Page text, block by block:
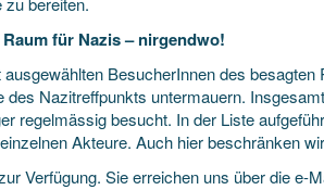
für Nazis – nirgendwo!
BesucherInnen des
des Nazitreffpunkts untermauern.
regelmässig besucht. In der Liste
Akteure. Auch hier beschränken
Verfügung. Sie erreichen uns über die e-